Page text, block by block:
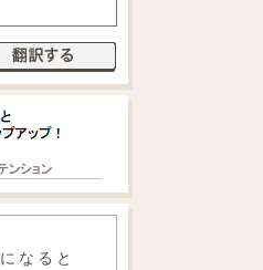
になると